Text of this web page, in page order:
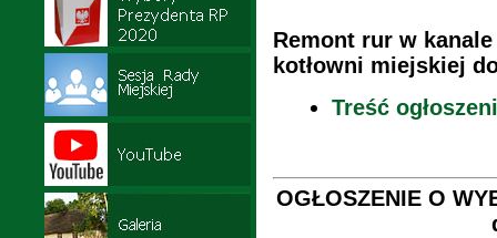
Remont rur w
kotłowni miejskiej
Treść
OGŁOSZENIE O